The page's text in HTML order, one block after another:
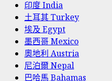
印度 India
土耳其 Turkey
埃及 Egypt
墨西哥 Mexico
奧地利 Austria
尼泊爾 Nepal
巴哈馬 Bahamas